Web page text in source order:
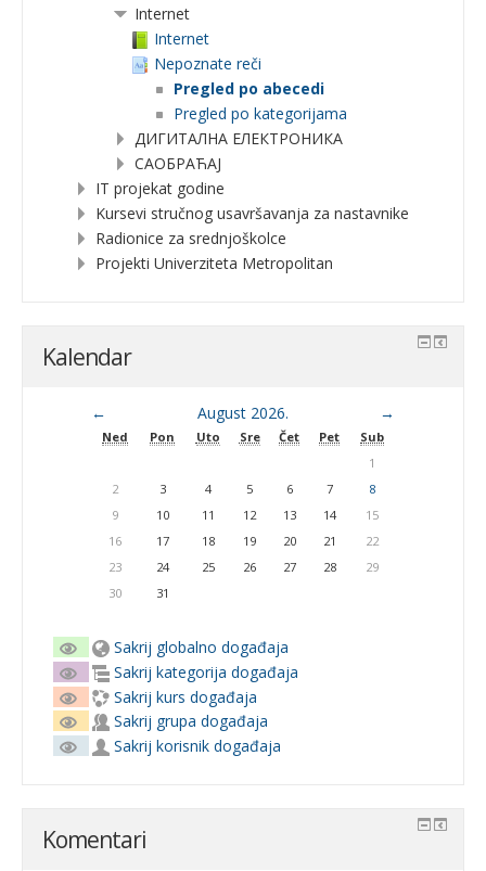
Internet
Internet
Nepoznate reči
Pregled po abecedi
Pregled po kategorijama
ДИГИТАЛНА ЕЛЕКТРОНИКА
САОБРАЋАЈ
IT projekat godine
Kursevi stručnog usavršavanja za nastavnike
Radionice za srednjoškolce
Projekti Univerziteta Metropolitan
Kalendar
← August 2026. →
Ned Pon Uto Sre Čet Pet
Sub
1
2
3 4 5 6 7
8
9
10 11 12 13 14
15
16
17 18 19 20 21
22
23
24 25 26 27 28
29
30
31
Sakrij globalno događaja
Sakrij kategorija događaja
Sakrij kurs događaja
Sakrij grupa događaja
Sakrij korisnik događaja
Komentari